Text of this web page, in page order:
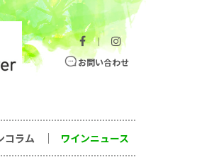
｜
お問い合わせ
コラム ワインニュース